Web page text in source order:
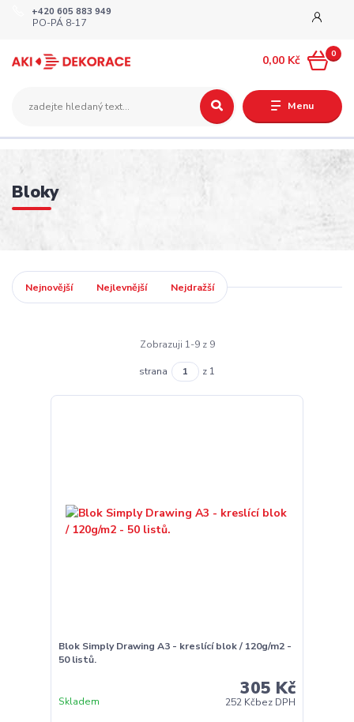
Menu
+420 605 883 949
PO-PÁ 8-17
0
0,00 Kč
Bloky
Nejnovější Nejlevnější Nejdražší
Zobrazuji 1-9 z 9
strana z 1
Blok Simply Drawing A3 - kreslící blok / 120g/m2 -
50 listů.
305 Kč
252 Kčbez DPH
Skladem